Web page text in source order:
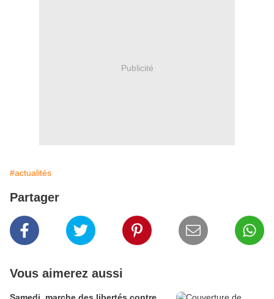
Publicité
#actualités
Partager
Vous aimerez aussi
Samedi, marche des libertés contre